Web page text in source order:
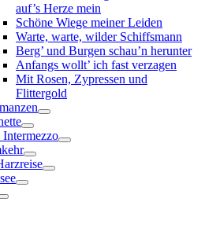
auf’s Herze mein
Schöne Wiege meiner Leiden
Warte, warte, wilder Schiffsmann
Berg’ und Burgen schau’n herunter
Anfangs wollt’ ich fast verzagen
Mit Rosen, Zypressen und
Flittergold